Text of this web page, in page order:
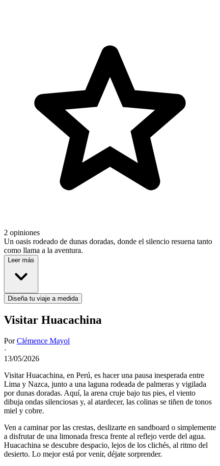
2 opiniones
Un oasis rodeado de dunas doradas, donde el silencio resuena tanto
como llama a la aventura.
Leer más
Diseña tu viaje a medida
Visitar Huacachina
PorClémence Mayol
·
13/05/2026
Visitar Huacachina, en Perú, es hacer una pausa inesperada entre
Lima y Nazca, junto a una laguna rodeada de palmeras y vigilada
por dunas doradas. Aquí, la arena cruje bajo tus pies, el viento
dibuja ondas silenciosas y, al atardecer, las colinas se tiñen de tonos
miel y cobre.
Ven a caminar por las crestas, deslizarte en sandboard o simplemente
a disfrutar de una limonada fresca frente al reflejo verde del agua.
Huacachina se descubre despacio, lejos de los clichés, al ritmo del
desierto. Lo mejor está por venir, déjate sorprender.